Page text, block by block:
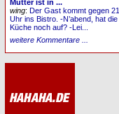
Mutter ist in ...
wing:Der Gast kommt gegen 21
Uhr ins Bistro. -N’abend, hat die
Küche noch auf? -Lei...
weitere Kommentare ...